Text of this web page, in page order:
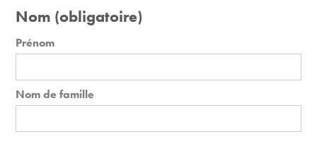
Nom (obligatoire)
Prénom
Nom de famille